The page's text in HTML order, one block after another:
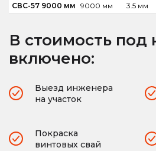
СВС-57 9000 мм 9000 мм 3.5 мм
В стоимость под
включено:
Выезд инженера
на участок
Покраска
винтовых свай